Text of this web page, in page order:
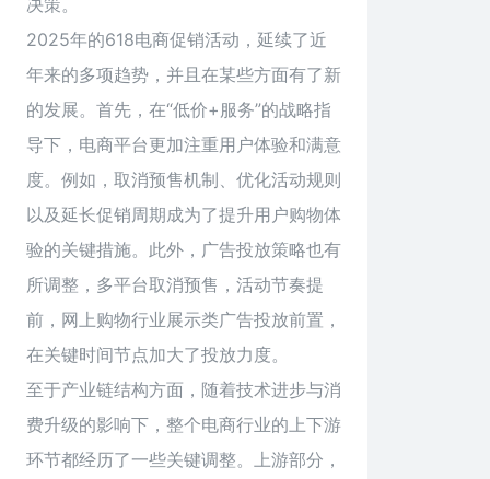
决策。
2025年的618电商促销活动，延续了近
年来的多项趋势，并且在某些方面有了新
的发展。首先，在“低价+服务”的战略指
导下，电商平台更加注重用户体验和满意
度。例如，取消预售机制、优化活动规则
以及延长促销周期成为了提升用户购物体
验的关键措施。此外，广告投放策略也有
所调整，多平台取消预售，活动节奏提
前，网上购物行业展示类广告投放前置，
在关键时间节点加大了投放力度。
至于产业链结构方面，随着技术进步与消
费升级的影响下，整个电商行业的上下游
环节都经历了一些关键调整。上游部分，